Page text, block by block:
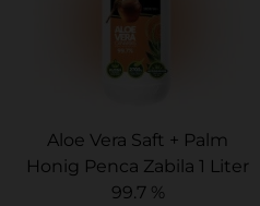
Aloe Vera Saft + Palm
Honig Penca Zabila 1 Liter
99.7 %